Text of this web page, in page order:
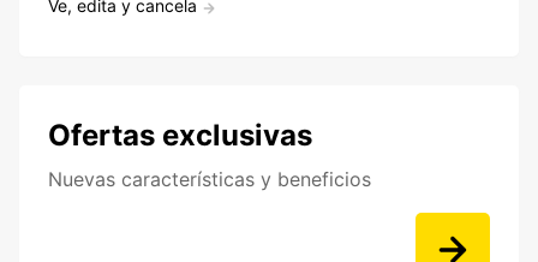
Ve, edita y cancela
Ofertas exclusivas
Nuevas características y beneficios